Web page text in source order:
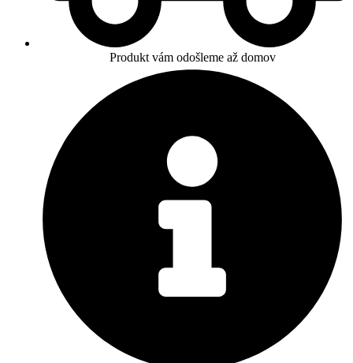
Produkt vám odošleme až domov